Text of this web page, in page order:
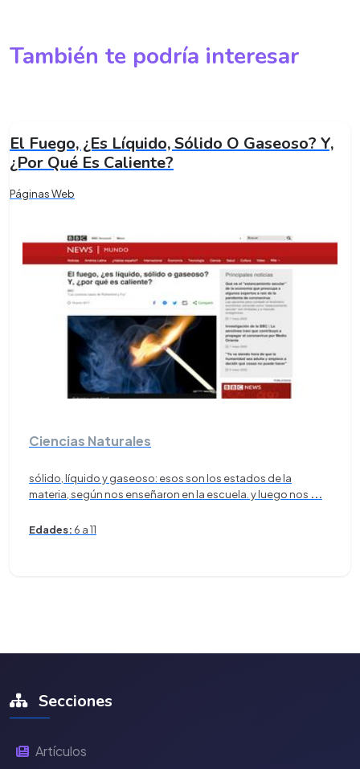
También te podría interesar
El Fuego, ¿Es Líquido, Sólido O Gaseoso? Y,
¿Por Qué Es Caliente?
Páginas Web
Ciencias Naturales
sólido, líquido y gaseoso: esos son los estados de la
materia, según nos enseñaron en la escuela. y luego nos ...
Edades: 6 a 11
Secciones
Artículos